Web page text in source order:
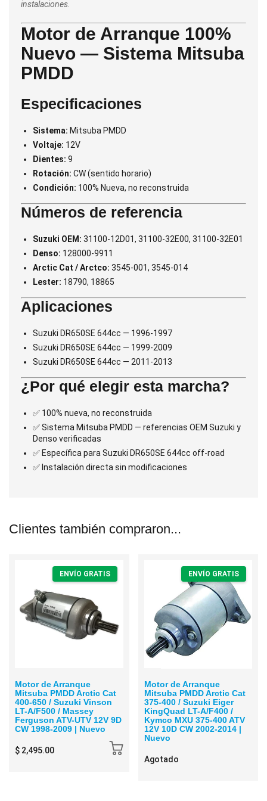
instalaciones.
Motor de Arranque 100%
Nuevo — Sistema Mitsuba
PMDD
Especificaciones
Sistema: Mitsuba PMDD
Voltaje: 12V
Dientes: 9
Rotación: CW (sentido horario)
Condición: 100% Nueva, no reconstruida
Números de referencia
Suzuki OEM: 31100-12D01, 31100-32E00, 31100-32E01
Denso: 128000-9911
Arctic Cat / Arctco: 3545-001, 3545-014
Lester: 18790, 18865
Aplicaciones
Suzuki DR650SE 644cc — 1996-1997
Suzuki DR650SE 644cc — 1999-2009
Suzuki DR650SE 644cc — 2011-2013
¿Por qué elegir esta marcha?
✅ 100% nueva, no reconstruida
✅ Sistema Mitsuba PMDD — referencias OEM Suzuki y
Denso verificadas
✅ Específica para Suzuki DR650SE 644cc off-road
✅ Instalación directa sin modificaciones
Clientes también compraron...
ENVÍO GRATIS
Motor de Arranque
Mitsuba PMDD Arctic Cat
400-650 / Suzuki Vinson
LT-A/F500 / Massey
Ferguson ATV-UTV 12V 9D
CW 1998-2009 | Nuevo
$ 2,495.00
ENVÍO GRATIS
Motor de Arranque
Mitsuba PMDD Arctic Cat
375-400 / Suzuki Eiger
KingQuad LT-A/F400 /
Kymco MXU 375-400 ATV
12V 10D CW 2002-2014 |
Nuevo
Agotado